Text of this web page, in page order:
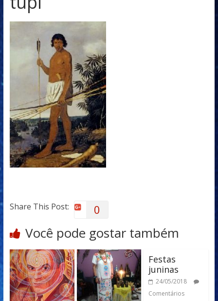
Share This Post: 0
Você pode gostar também
Festas
juninas
24/05/2018
Comentários